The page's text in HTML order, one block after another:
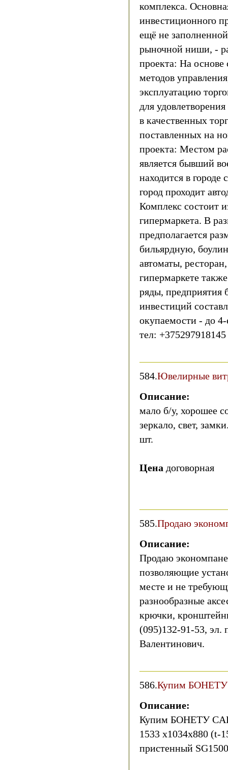
комплекса.
инвестиционного
ещё не
рыночной ниши, -
проекта: На
методов
эксплуатацию
для
в качественных
поставленных на
проекта: Местом
является бывший
находится в городе
город проходит
Комплекс состоит
гипермаркета. В
предполагается
бильярдную,
автоматы,
гипермаркете
ряды, предприятия
инвестиций
окупаемости - до
тел: +375297918145
584.Ювелирные
Описание:
мало б/у, хорошее
зеркало, свет,
шт.
Цена договорная
585.Продаю
Описание:
Продаю
позволяющие
месте и не
разнообразные
крючки,
(095)132-91-53,
Валентинович.
586.Купим БОНЕТУ
Описание:
Купим БОНЕТУ
1533 х1034х880 (t-
пристенный